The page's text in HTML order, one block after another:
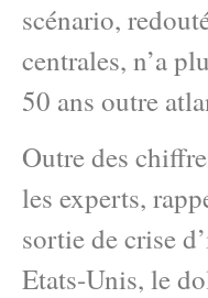
scénario,
centrales, n’a
50 ans outre
Outre des
les experts,
sortie de crise
Etats-Unis, le